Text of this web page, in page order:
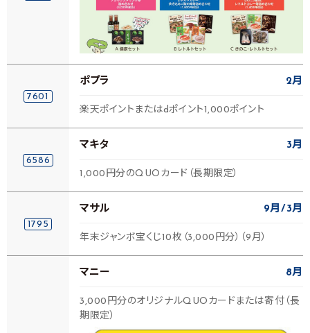
7601
ポプラ 2月
楽天ポイントまたはdポイント1,000ポイント
6586
マキタ 3月
1,000円分のQUOカード（長期限定）
1795
マサル 9月 3月
年末ジャンボ宝くじ10枚（3,000円分）（9月）
マニー 8月
3,000円分のオリジナルQUOカードまたは寄付（長
期限定）